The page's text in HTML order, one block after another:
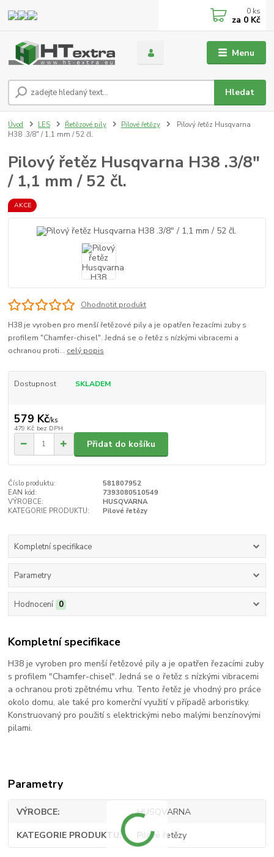
Menu
Hledat
0 ks
za 0 Kč
Úvod LES Řetězové pily Pilové řetězy
Pilový řetěz Husqvarna
H38 .3/8" / 1,1 mm / 52 čl.
Pilový řetěz Husqvarna H38 .3/8"
/ 1,1 mm / 52 čl.
AKCE
Ohodnotit produkt
H38 je vyroben pro menší řetězové pily a je opatřen řezacími zuby s
profilem "Chamfer-chisel". Jedná se o řetěz s nízkými vibracemi a
ochranou proti... celý popis
Dostupnost SKLADEM
579 Kč/ks
479 Kč bez DPH
Přidat do košíku
Číslo produktu:
581807952
EAN kód:
7393080510549
VÝROBCE:
HUSQVARNA
KATEGORIE PRODUKTU:
Pilové řetězy
Kompletní specifikace
Parametry
Hodnocení 0
Kompletní specifikace
H38 je vyroben pro menší řetězové pily a je opatřen řezacími zuby
s profilem "Chamfer-chisel". Jedná se o řetěz s nízkými vibracemi
a ochranou proti zpětnému vrhu. Tento řetěz je vhodný pro práce
okolo domu, ale také pro komerční využití v případě arboristiky.
Konstruovaný pro použití s elektrickými nebo malými benzínovými
pilami.
Parametry
VÝROBCE HUSQVARNA
KATEGORIE PRODUKTU Pilové řetězy